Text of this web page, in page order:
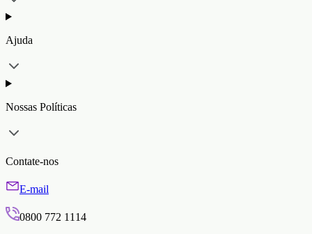
Ajuda
Nossas Políticas
Contate-nos
E-mail
0800 772 1114